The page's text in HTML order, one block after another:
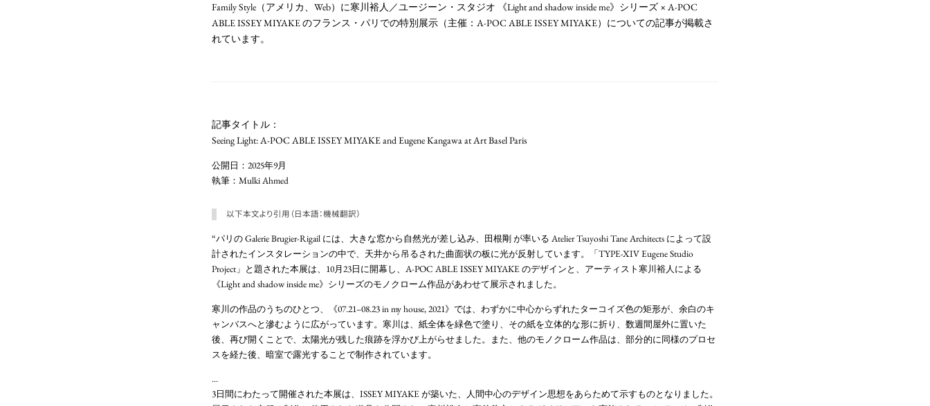
Family Style（アメリカ、Web）に寒川裕人／ユージーン・スタジオ 《Light and shadow inside me》シリーズ × A-POC
ABLE ISSEY MIYAKE のフランス・パリでの特別展示（主催：A-POC ABLE ISSEY MIYAKE）についての記事が掲載さ
れています。
記事タイトル：
Seeing Light: A-POC ABLE ISSEY MIYAKE and Eugene Kangawa at Art Basel Paris
公開日：2025年9月
執筆：Mulki Ahmed
以下本文より引用（日本語：機械翻訳）
“パリの Galerie Brugier-Rigail には、大きな窓から自然光が差し込み、田根剛 が率いる Atelier Tsuyoshi Tane Architects によって設
計されたインスタレーションの中で、天井から吊るされた曲面状の板に光が反射しています。「TYPE-XIV Eugene Studio
Project」と題された本展は、10月23日に開幕し、A-POC ABLE ISSEY MIYAKE のデザインと、アーティスト寒川裕人による
《Light and shadow inside me》シリーズのモノクローム作品があわせて展示されました。
寒川の作品のうちのひとつ、《07.21–08.23 in my house, 2021》では、わずかに中心からずれたターコイズ色の矩形が、余白のキ
ャンバスへと滲むように広がっています。寒川は、紙全体を緑色で塗り、その紙を立体的な形に折り、数週間屋外に置いた
後、再び開くことで、太陽光が残した痕跡を浮かび上がらせました。また、他のモノクローム作品は、部分的に同様のプロセ
スを経た後、暗室で露光することで制作されています。
…
3日間にわたって開催された本展は、ISSEY MIYAKE が築いた、人間中心のデザイン思想をあらためて示すものとなりました。